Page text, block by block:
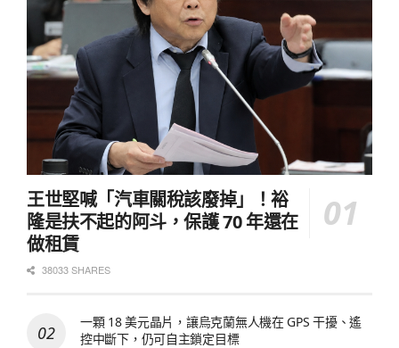
王世堅喊「汽車關稅該廢掉」！裕
隆是扶不起的阿斗，保護 70 年還在
做租賃
38033 SHARES
一顆 18 美元晶片，讓烏克蘭無人機在 GPS 干擾、遙
控中斷下，仍可自主鎖定目標